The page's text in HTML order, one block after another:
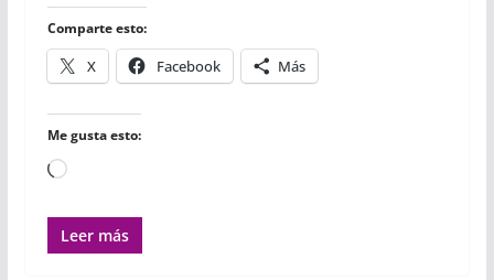
Comparte esto:
X Facebook Más
Me gusta esto:
Cargando...
Leer más